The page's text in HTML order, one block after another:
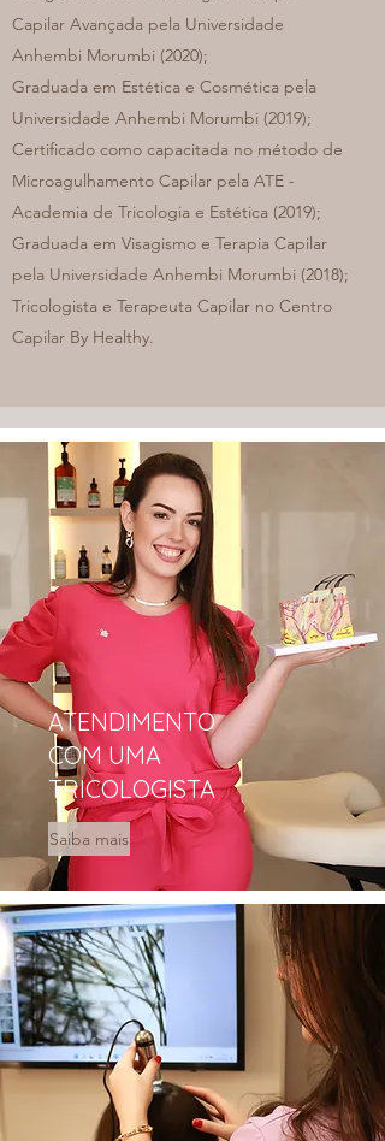
Capilar Avançada pela Universidade
Anhembi Morumbi (2020);
Graduada em Estética e Cosmética pela
Universidade Anhembi Morumbi (2019);
Certificado como capacitada no método de
Microagulhamento Capilar pela ATE -
Academia de Tricologia e Estética (2019);
Graduada em Visagismo e Terapia Capilar
pela Universidade Anhembi Morumbi (2018);
Tricologista e Terapeuta Capilar no Centro
Capilar By Healthy.
ATENDIMENTO
COM UMA
TRICOLOGISTA
Saiba mais